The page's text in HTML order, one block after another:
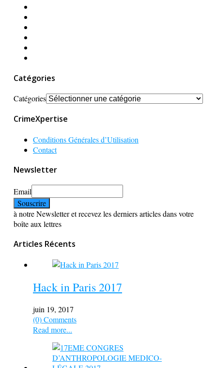
Catégories
Catégories
CrimeXpertise
Conditions Générales d’Utilisation
Contact
Newsletter
Email
à notre Newsletter et recevez les derniers articles dans votre
boîte aux lettres
Articles Récents
Hack in Paris 2017
juin 19, 2017
(0) Comments
Read more...